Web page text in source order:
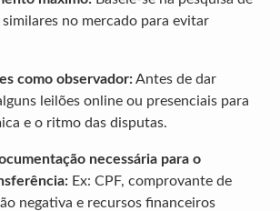
no mercado para evitar
como observador:Antes de dar
leilões online ou presenciais para
e o ritmo das disputas.
necessária para o
Ex: CPF, comprovante de
negativa e recursos financeiros